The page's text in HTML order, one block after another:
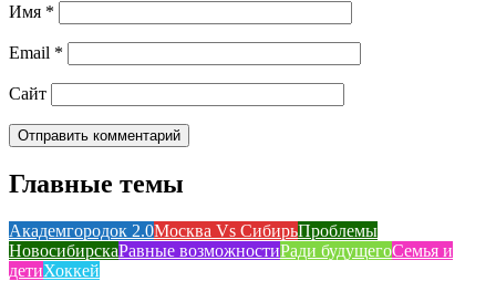
Имя *
Email *
Сайт
Главные темы
Академгородок 2.0Москва Vs СибирьПроблемы
НовосибирскаРавные возможностиРади будущегоСемья и
детиХоккей